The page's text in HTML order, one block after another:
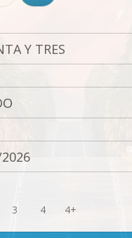
3 4 4+